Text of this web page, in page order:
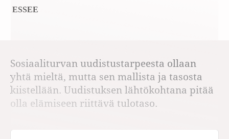
ESSEE
Sosiaaliturvan uudistustarpeesta ollaan
yhtä mieltä, mutta sen mallista ja tasosta
kiistellään. Uudistuksen lähtökohtana pitää
olla elämiseen riittävä tulotaso.